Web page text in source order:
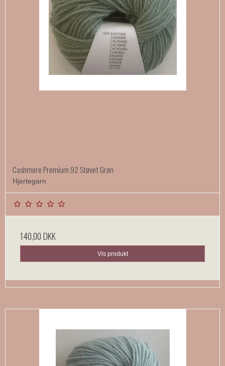
Cashmere Premium 92 Støvet Grøn
Hjertegarn
140,00 DKK
Vis produkt